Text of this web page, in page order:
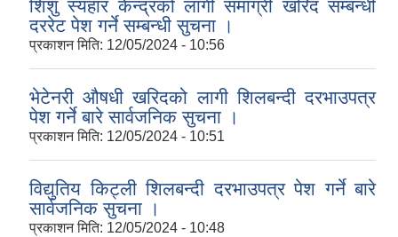
शिशु स्यहार केन्द्रको लागी समाग्री खरिद सम्बन्धी
दररेट पेश गर्ने सम्बन्धी सुचना ।
प्रकाशन मिति: 12/05/2024 - 10:56
भेटेनरी औषधी खरिदको लागी शिलबन्दी दरभाउपत्र
पेश गर्ने बारे सार्वजनिक सुचना ।
प्रकाशन मिति: 12/05/2024 - 10:51
विद्युतिय किट्ली शिलबन्दी दरभाउपत्र पेश गर्ने बारे
सार्वजनिक सुचना ।
प्रकाशन मिति: 12/05/2024 - 10:48